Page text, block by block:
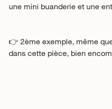
une mini buanderie et une
👉 2ème exemple, même
dans cette pièce, bien